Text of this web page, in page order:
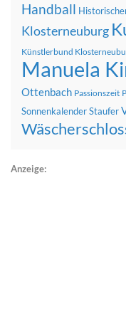
Handball
Klosterneuburg
Künstlerbund
Manuela
Ottenbach Passionszeit
SonnenkalenderStaufer
Anzeige: